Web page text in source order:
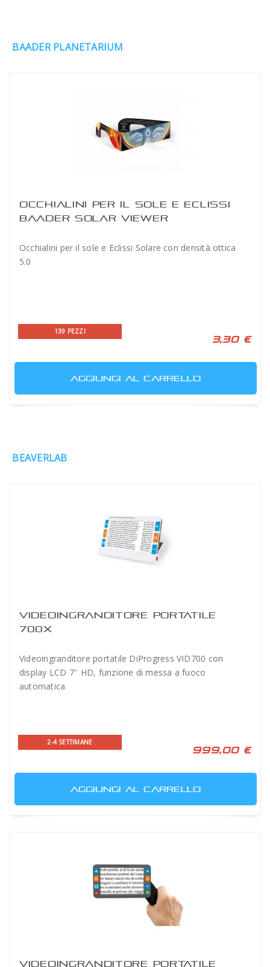
BAADER PLANETARIUM
OCCHIALINI PER IL SOLE E ECLISSI
BAADER SOLAR VIEWER
Occhialini per il sole e Eclissi Solare con densità ottica
5.0
139 PEZZI
3,30 €
AGGIUNGI AL CARRELLO
BEAVERLAB
VIDEOINGRANDITORE PORTATILE
700X
Videoingranditore portatile DiProgress VID700 con
display LCD 7'' HD, funzione di messa a fuoco
automatica
2-4 SETTIMANE
999,00 €
AGGIUNGI AL CARRELLO
VIDEOINGRANDITORE PORTATILE